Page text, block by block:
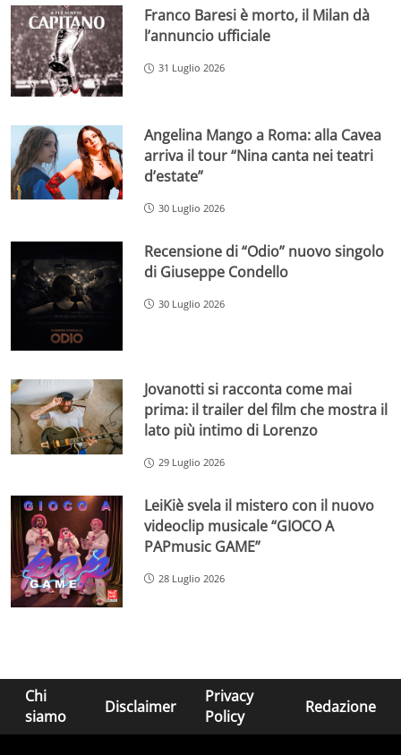
Franco Baresi è morto, il Milan dà
l’annuncio ufficiale
31 Luglio 2026
Angelina Mango a Roma: alla Cavea
arriva il tour “Nina canta nei teatri
d’estate”
30 Luglio 2026
Recensione di “Odio” nuovo singolo
di Giuseppe Condello
30 Luglio 2026
Jovanotti si racconta come mai
prima: il trailer del film che mostra il
lato più intimo di Lorenzo
29 Luglio 2026
LeiKiè svela il mistero con il nuovo
videoclip musicale “GIOCO A
PAPmusic GAME”
28 Luglio 2026
Chi
siamo
Disclaimer
Privacy
Policy
Redazione